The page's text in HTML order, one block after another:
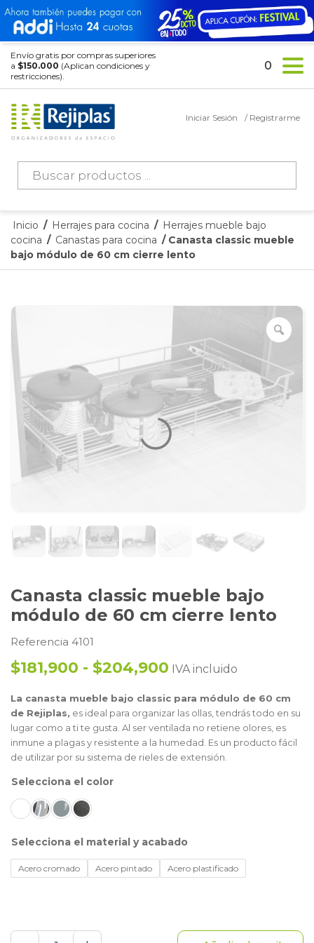
Envío gratis por compras superiores
a $150.000 (Aplican condiciones y
restricciones).
Búsqueda
productos
Iniciar Sesión / Registrarme
0
Inicio / Herrajes para cocina / Herrajes mueble bajo
cocina / Canastas para cocina / Canasta classic mueble
bajo módulo de 60 cm cierre lento
Canasta classic mueble bajo
módulo de 60 cm cierre lento
Referencia 4101
$181,900 - $204,900 IVA incluido
La canasta mueble bajo classic para módulo de 60 cm
de Rejiplas, es ideal para organizar las ollas, tendrás todo en su
lugar como a ti te gusta. Al ser ventilada no retiene olores, es
inmune a plagas y resistente a la humedad. Es un producto fácil
de utilizar por su sistema de rieles de extensión.
color
material y acabado
Acero cromado Acero pintado Acero plastificado